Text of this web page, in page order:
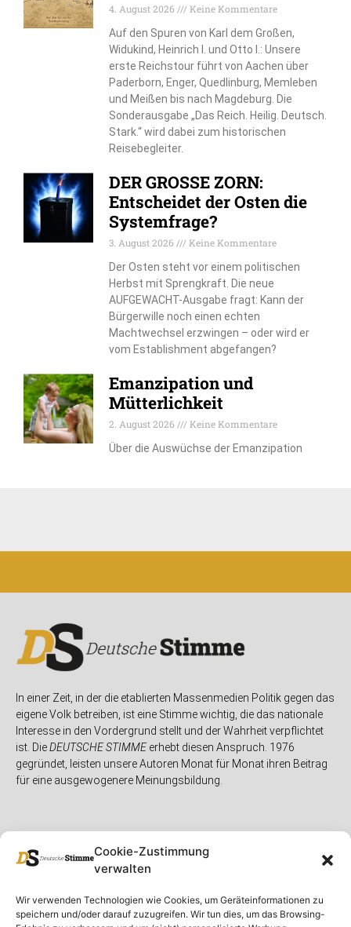
Cookie-Zustimmung
verwalten
Wir verwenden Technologien wie Cookies, um Geräteinformationen zu
speichern und/oder darauf zuzugreifen. Wir tun dies, um das Browsing-
4. August 2026
Keine Kommentare
Auf den Spuren von Karl dem Großen,
Widukind, Heinrich I. und Otto I.: Unsere
erste Reichstour führt von Aachen über
Paderborn, Enger, Quedlinburg, Memleben
und Meißen bis nach Magdeburg. Die
Sonderausgabe „Das Reich. Heilig. Deutsch.
Stark.“ wird dabei zum historischen
Reisebegleiter.
DER GROSSE ZORN:
Entscheidet der Osten die
Systemfrage?
3. August 2026
Keine Kommentare
Der Osten steht vor einem politischen
Herbst mit Sprengkraft. Die neue
AUFGEWACHT-Ausgabe fragt: Kann der
Bürgerwille noch einen echten
Machtwechsel erzwingen – oder wird er
vom Establishment abgefangen?
Emanzipation und
Mütterlichkeit
2. August 2026
Keine Kommentare
Über die Auswüchse der Emanzipation
In einer Zeit, in der die etablierten Massenmedien Politik gegen das
eigene Volk betreiben, ist eine Stimme wichtig, die das nationale
Interesse in den Vordergrund stellt und der Wahrheit verpflichtet
ist. DieDEUTSCHE STIMMEerhebt diesen Anspruch. 1976
gegründet, leisten unsere Autoren Monat für Monat ihren Beitrag
für eine ausgewogenere Meinungsbildung.
Unser MagazinRubriken Rechtliches